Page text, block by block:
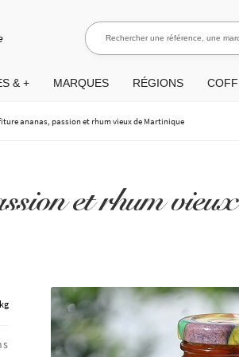
Rechercher une référence, une
& + MARQUES RÉGIONS
ananas, passion et rhum vieux de Martinique
et rhum